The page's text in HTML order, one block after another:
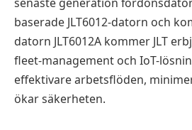
baserade JLT6012-datorn och
datorn JLT6012A kommer JLT
fleet-management och IoT-
effektivare arbetsflöden,
ökar säkerheten.